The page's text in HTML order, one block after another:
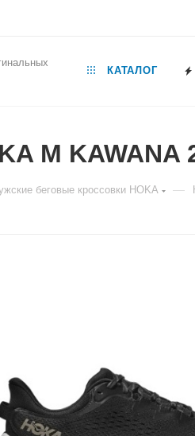
КАТАЛОГ
M KAWANA
беговые кроссовки HOKA —